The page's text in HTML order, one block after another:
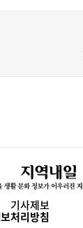
기사제보
처리방침